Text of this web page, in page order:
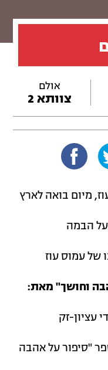
אולם
צוותא 2
מיום בואה לארץ
40 מתגלה על הבמה
של עמוס עוז
וחושך" מאת:
עציון-זק
"סיפור על אהבה